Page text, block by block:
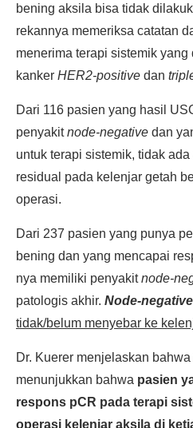
bening aksila bisa tidak
rekannya memeriksa catatan
menerima terapi sistemik
kanker HER2-positive dan
Dari 116 pasien yang hasil
penyakitnode-negative dan
untuk terapi sistemik, tidak
residual pada kelenjar getah
operasi.
Dari 237 pasien yang punya
bening dan yang mencapai
nya memiliki penyakitnode-
patologis akhir. Node-negative
tidak/belum menyebar ke
Dr. Kuerer menjelaskan
menunjukkan bahwa pasien
respons pCR pada terapi
operasi kelenjar aksila di